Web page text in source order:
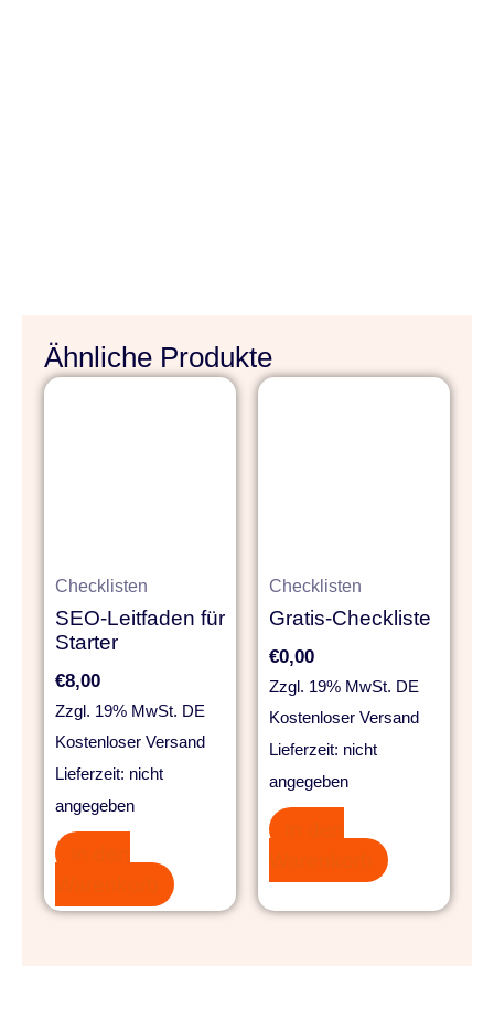
Ähnliche Produkte
Checklisten
SEO-Leitfaden für
Starter
€8,00
Zzgl. 19% MwSt. DE
Kostenloser Versand
Lieferzeit: nicht
angegeben
Checklisten
Gratis-Checkliste
€0,00
Zzgl. 19% MwSt. DE
Kostenloser Versand
Lieferzeit: nicht
angegeben